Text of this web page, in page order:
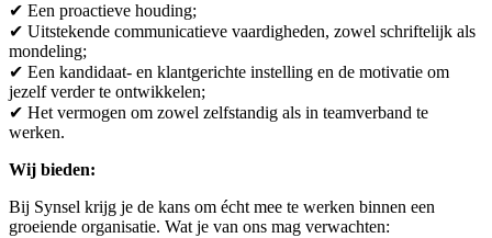
✔ Een proactieve houding;
✔ Uitstekende communicatieve vaardigheden, zowel schriftelijk als
mondeling;
✔ Een kandidaat- en klantgerichte instelling en de motivatie om
jezelf verder te ontwikkelen;
✔ Het vermogen om zowel zelfstandig als in teamverband te
werken.
Wij bieden:
Bij Synsel krijg je de kans om écht mee te werken binnen een
groeiende organisatie. Wat je van ons mag verwachten: